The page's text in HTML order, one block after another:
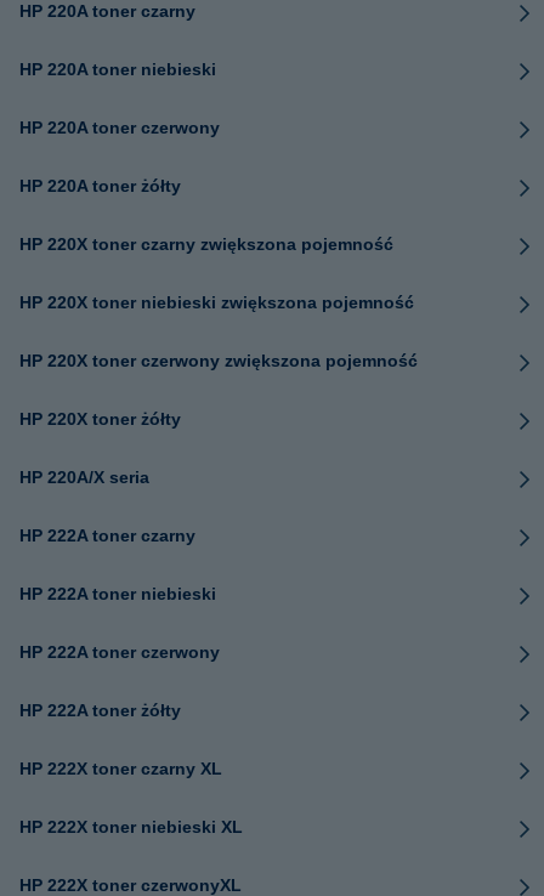
HP 220A toner czarny
HP 220A toner niebieski
HP 220A toner czerwony
HP 220A toner żółty
HP 220X toner czarny zwiększona pojemność
HP 220X toner niebieski zwiększona pojemność
HP 220X toner czerwony zwiększona pojemność
HP 220X toner żółty
HP 220A/X seria
HP 222A toner czarny
HP 222A toner niebieski
HP 222A toner czerwony
HP 222A toner żółty
HP 222X toner czarny XL
HP 222X toner niebieski XL
HP 222X toner czerwonyXL